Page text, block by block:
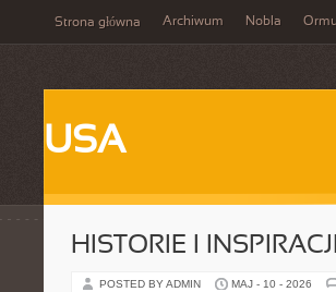
Strona główna Archiwum Nobla
USA
HISTORIE I
POSTED BY ADMIN MAJ - 10 - 2026